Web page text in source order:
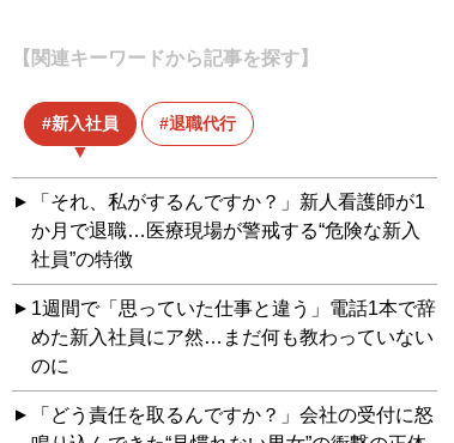
【関連キーワードから記事を探す】
新入社員 退職代行
「それ、私がするんですか？」新人看護師が1
か月で退職…医療現場が警戒する“危険な新入
社員”の特徴
1週間で「思っていた仕事と違う」電話1本で辞
めた新入社員にア然…まだ何も教わっていない
のに
「どう責任を取るんですか？」会社の受付に怒